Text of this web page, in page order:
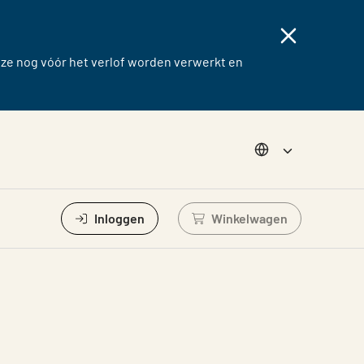
nog vóór het verlof worden verwerkt en
Choose
Inloggen Winkelwagen
Log in om